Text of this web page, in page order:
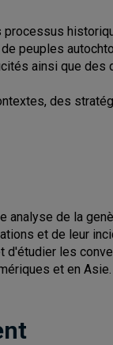
peuples
ainsi que
des
analyse de la
et de leur
d'étudier les
et en Asie.